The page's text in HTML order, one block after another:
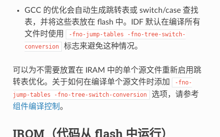
GCC 的优化会自动生成跳转表或 switch/case 查找
表，并将这些表放在 flash 中。IDF 默认在编译所有
文件时使用
-fno-jump-tables
-fno-tree-switch-
conversion
标志来避免这种情况。
可以为不需要放置在 IRAM 中的单个源文件重新启用跳
转表优化。关于如何在编译单个源文件时添加
-fno-
jump-tables
-fno-tree-switch-conversion
选项，请参考
组件编译控制 。
IROM（代码从 flash 中运行）